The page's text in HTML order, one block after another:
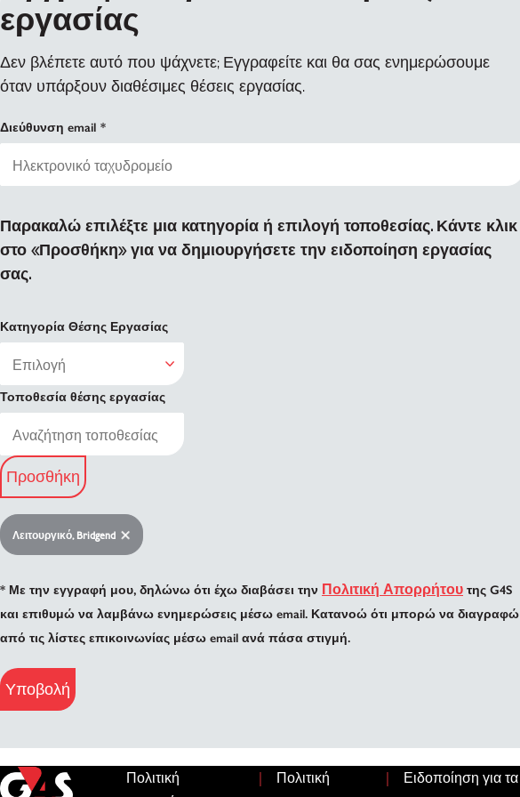
εργασίας
Δεν βλέπετε αυτό που ψάχνετε; Εγγραφείτε και θα σας ενημερώσουμε
όταν υπάρξουν διαθέσιμες θέσεις εργασίας.
Διεύθυνση email
Παρακαλώ επιλέξτε μια κατηγορία ή επιλογή τοποθεσίας. Κάντε κλικ
στο «Προσθήκη» για να δημιουργήσετε την ειδοποίηση εργασίας
σας.
Κατηγορία Θέσης Εργασίας
Τοποθεσία θέσης εργασίας
Προσθήκη
Λειτουργικό, Bridgend
* Με την εγγραφή μου, δηλώνω ότι έχω διαβάσει την Πολιτική Απορρήτου της G4S
και επιθυμώ να λαμβάνω ενημερώσεις μέσω email. Κατανοώ ότι μπορώ να διαγραφώ
από τις λίστες επικοινωνίας μέσω email ανά πάσα στιγμή.
Υποβολή
Πολιτική
|
Πολιτική
|
Ειδοποίηση για τα